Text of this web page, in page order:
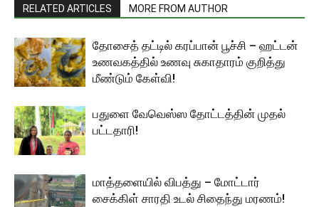
RELATED ARTICLES MORE FROM AUTHOR
தோசைத் தட்டில் கரப்பான் பூச்சி – ஹட்டன்
உணவகத்தில் உணவு சுகாதாரம் குறித்து
மீண்டும் கேள்வி!
பதுளை வேவெஸ்ஸ தோட்டத்தின் முதல்
பட்டதாரி!
மாத்தளையில் விபத்து – மோட்டார்
சைக்கிள் சாரதி உடல் சிதைந்து மரணம்!